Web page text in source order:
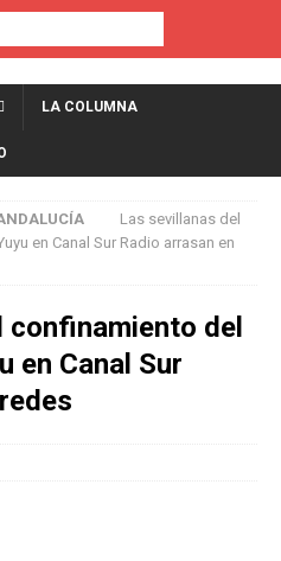
LA COLUMNA
Las sevillanas del
en Canal Sur Radio arrasan en
del
en Canal Sur